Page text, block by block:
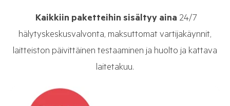
Kaikkiin paketteihin sisältyy aina 24/7
hälytyskeskusvalvonta, maksuttomat vartijakäynnit,
laitteiston päivittäinen testaaminen ja huolto ja kattava
laitetakuu.